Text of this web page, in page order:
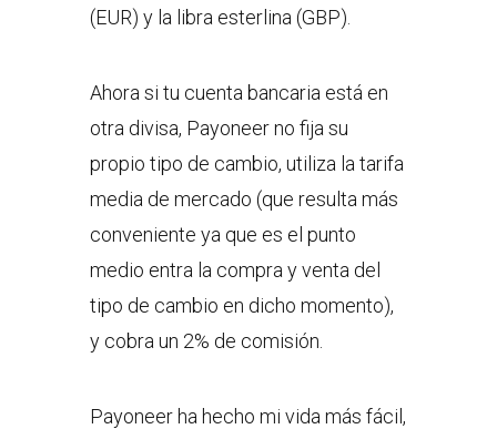
(EUR) y la libra esterlina (GBP).
Ahora si tu cuenta bancaria está en
otra divisa, Payoneer no fija su
propio tipo de cambio, utiliza la tarifa
media de mercado (que resulta más
conveniente ya que es el punto
medio entra la compra y venta del
tipo de cambio en dicho momento),
y cobra un 2% de comisión.
Payoneer ha hecho mi vida más fácil,